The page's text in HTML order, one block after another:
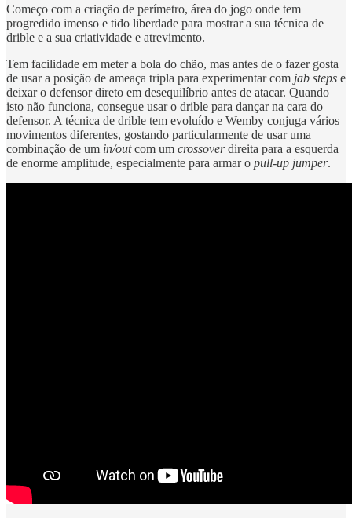
Começo com a criação de perímetro, área do jogo onde tem
progredido imenso e tido liberdade para mostrar a sua técnica de
drible e a sua criatividade e atrevimento.
Tem facilidade em meter a bola do chão, mas antes de o fazer gosta
de usar a posição de ameaça tripla para experimentar com jab steps e
deixar o defensor direto em desequilíbrio antes de atacar. Quando
isto não funciona, consegue usar o drible para dançar na cara do
defensor. A técnica de drible tem evoluído e Wemby conjuga vários
movimentos diferentes, gostando particularmente de usar uma
combinação de um in/outcom um crossoverdireita para a esquerda
de enorme amplitude, especialmente para armar o pull-up jumper.